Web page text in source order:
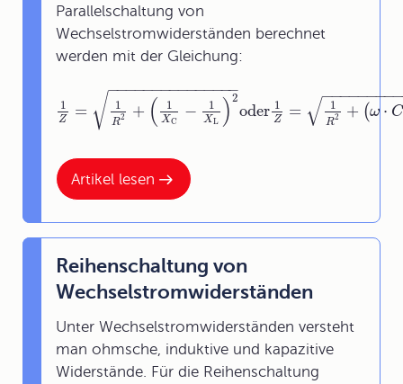
Artikel lesen
Parallelschaltung von
Wechselstromwiderständen berechnet
werden mit der Gleichung:
1
Z = 1
R2 + ( 1
XC
− 1
XL )2
− −
−−−−−−−−−−−−−
√ oder 1
Z = 1
R2 + (ω ⋅ C
−−−−−−−−
√
Reihenschaltung von
Wechselstromwiderständen
Unter Wechselstromwiderständen versteht
man ohmsche, induktive und kapazitive
Widerstände. Für die Reihenschaltung